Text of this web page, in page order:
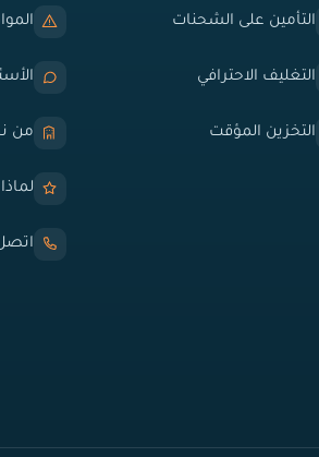
التأمين على الشحنات
التغليف الاحترافي
التخزين المؤقت من